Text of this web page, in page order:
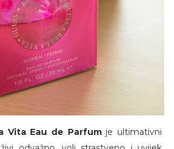
Vita Eau de Parfumje ultimativni